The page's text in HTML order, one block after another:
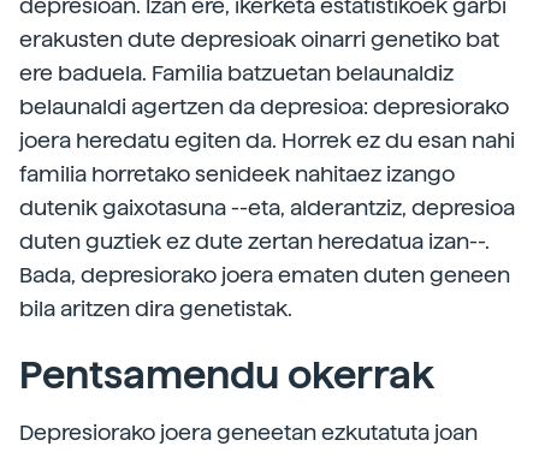
depresioan. Izan ere, ikerketa estatistikoek garbi
erakusten dute depresioak oinarri genetiko bat
ere baduela. Familia batzuetan belaunaldiz
belaunaldi agertzen da depresioa: depresiorako
joera heredatu egiten da. Horrek ez du esan nahi
familia horretako senideek nahitaez izango
dutenik gaixotasuna --eta, alderantziz, depresioa
duten guztiek ez dute zertan heredatua izan--.
Bada, depresiorako joera ematen duten geneen
bila aritzen dira genetistak.
Pentsamendu okerrak
Depresiorako joera geneetan ezkutatuta joan